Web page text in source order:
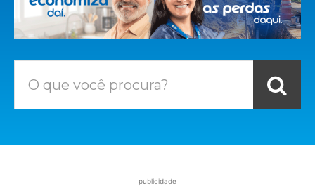
O que você procura?
publicidade